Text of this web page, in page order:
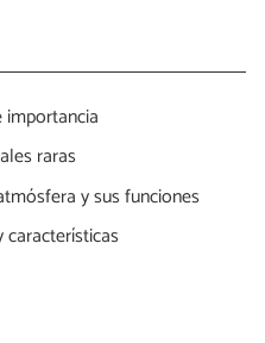
importancia
raras
y sus funciones
características